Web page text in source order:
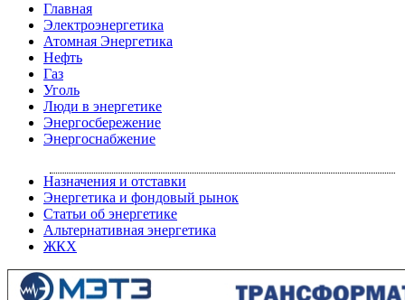
Главная
Электроэнергетика
Атомная Энергетика
Нефть
Газ
Уголь
Люди в энергетике
Энергосбережение
Энергоснабжение
Назначения и отставки
Энергетика и фондовый рынок
Статьи об энергетике
Альтернативная энергетика
ЖКХ